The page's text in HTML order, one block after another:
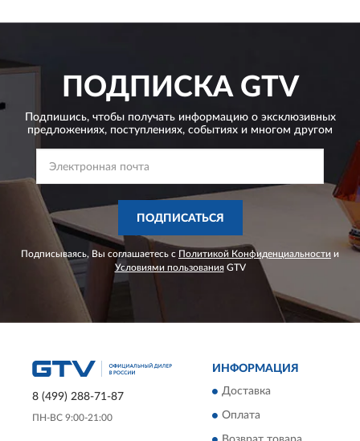
ПОДПИСКАGTV
Подпишись, чтобы получать информацию о эксклюзивных
предложениях, поступлениях, событиях и многом другом
ПОДПИСАТЬСЯ
Подписываясь, Вы соглашаетесь с Политикой Конфиденциальности и
Условиями пользованияGTV
8 (499) 288-71-87
ПН-ВС 9:00-21:00
ИНФОРМАЦИЯ
Доставка
Оплата